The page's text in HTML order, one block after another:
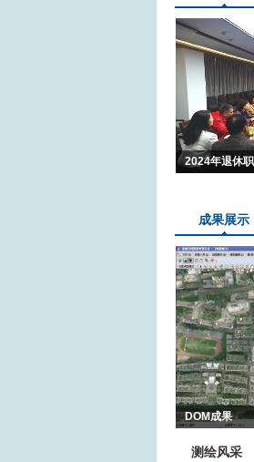
2024年退休
成果展示
DOM成果
测绘风采